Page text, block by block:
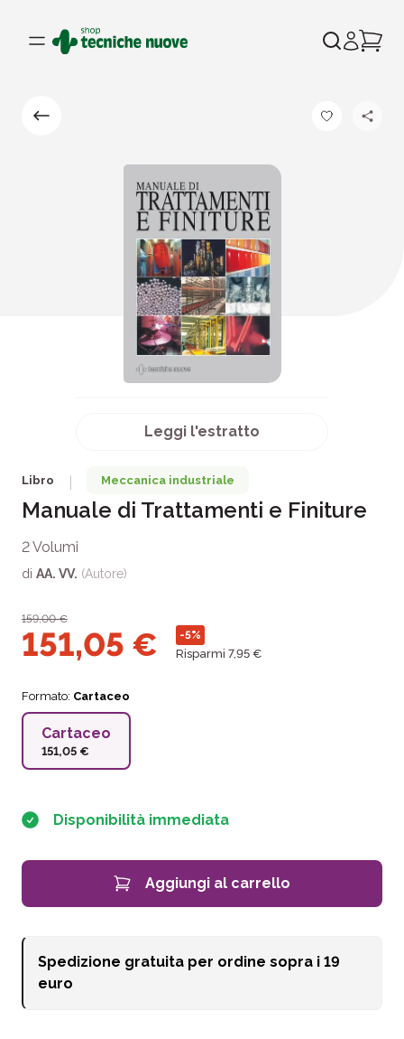
Leggi l'estratto
Libro Meccanica industriale
Manuale di Trattamenti e Finiture
2 Volumi
di AA. VV. (Autore)
159,00€
151,05 € -5%
Risparmi 7,95 €
Formato: Cartaceo
Cartaceo
151,05 €
Disponibilità immediata
Aggiungi al carrello
Spedizione gratuita per ordine sopra i 19
euro